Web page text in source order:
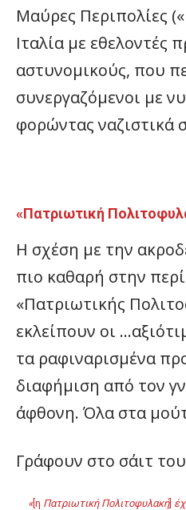
Μαύρες Περιπολίες
Ιταλία με εθελοντές
αστυνομικούς, που
συνεργαζόμενοι με
φορώντας ναζιστικά
«Πατριωτική
Η σχέση με την
πιο καθαρή στην
«Πατριωτικής
εκλείπουν οι
τα ραφιναρισμένα
διαφήμιση από τον
άφθονη. Όλα στα
Γράφουν στο σάιτ
«[η Πατριωτική Πολιτοφυλακή]